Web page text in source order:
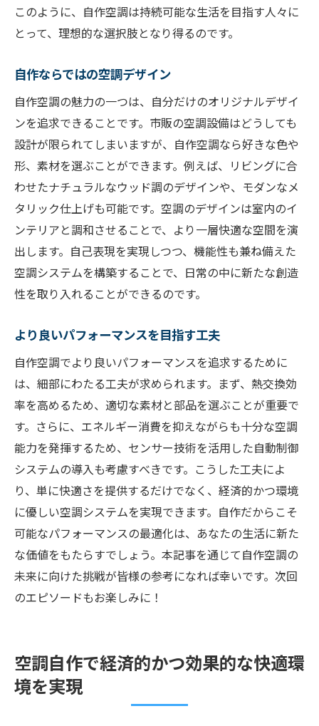
このように、自作空調は持続可能な生活を目指す人々に
とって、理想的な選択肢となり得るのです。
自作ならではの空調デザイン
自作空調の魅力の一つは、自分だけのオリジナルデザイ
ンを追求できることです。市販の空調設備はどうしても
設計が限られてしまいますが、自作空調なら好きな色や
形、素材を選ぶことができます。例えば、リビングに合
わせたナチュラルなウッド調のデザインや、モダンなメ
タリック仕上げも可能です。空調のデザインは室内のイ
ンテリアと調和させることで、より一層快適な空間を演
出します。自己表現を実現しつつ、機能性も兼ね備えた
空調システムを構築することで、日常の中に新たな創造
性を取り入れることができるのです。
より良いパフォーマンスを目指す工夫
自作空調でより良いパフォーマンスを追求するために
は、細部にわたる工夫が求められます。まず、熱交換効
率を高めるため、適切な素材と部品を選ぶことが重要で
す。さらに、エネルギー消費を抑えながらも十分な空調
能力を発揮するため、センサー技術を活用した自動制御
システムの導入も考慮すべきです。こうした工夫によ
り、単に快適さを提供するだけでなく、経済的かつ環境
に優しい空調システムを実現できます。自作だからこそ
可能なパフォーマンスの最適化は、あなたの生活に新た
な価値をもたらすでしょう。本記事を通じて自作空調の
未来に向けた挑戦が皆様の参考になれば幸いです。次回
のエピソードもお楽しみに！
空調自作で経済的かつ効果的な快適環
境を実現